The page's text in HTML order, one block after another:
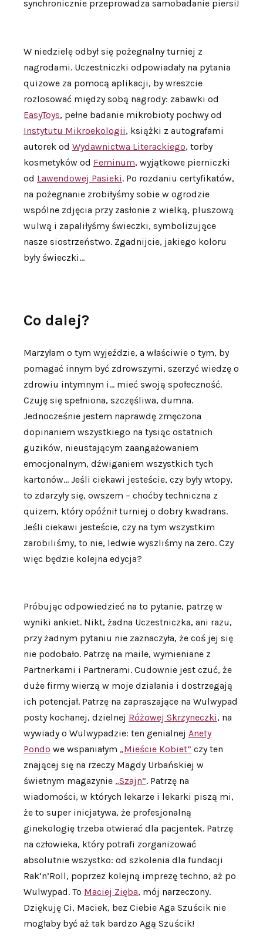
synchronicznie przeprowadza samobadanie piersi!
W niedzielę odbył się pożegnalny turniej z
nagrodami. Uczestniczki odpowiadały na pytania
quizowe za pomocą aplikacji, by wreszcie
rozlosować między sobą nagrody: zabawki od
EasyToys, pełne badanie mikrobioty pochwy od
Instytutu Mikroekologii, książki z autografami
autorek od Wydawnictwa Literackiego, torby
kosmetyków od Feminum, wyjątkowe pierniczki
od Lawendowej Pasieki. Po rozdaniu certyfikatów,
na pożegnanie zrobiłyśmy sobie w ogrodzie
wspólne zdjęcia przy zasłonie z wielką, pluszową
wulwą i zapaliłyśmy świeczki, symbolizujące
nasze siostrzeństwo. Zgadnijcie, jakiego koloru
były świeczki…
Co dalej?
Marzyłam o tym wyjeździe, a właściwie o tym, by
pomagać innym być zdrowszymi, szerzyć wiedzę o
zdrowiu intymnym i… mieć swoją społeczność.
Czuję się spełniona, szczęśliwa, dumna.
Jednocześnie jestem naprawdę zmęczona
dopinaniem wszystkiego na tysiąc ostatnich
guzików, nieustającym zaangażowaniem
emocjonalnym, dźwiganiem wszystkich tych
kartonów… Jeśli ciekawi jesteście, czy były wtopy,
to zdarzyły się, owszem – choćby techniczna z
quizem, który opóźnił turniej o dobry kwadrans.
Jeśli ciekawi jesteście, czy na tym wszystkim
zarobiliśmy, to nie, ledwie wyszliśmy na zero. Czy
więc będzie kolejna edycja?
Próbując odpowiedzieć na to pytanie, patrzę w
wyniki ankiet. Nikt, żadna Uczestniczka, ani razu,
przy żadnym pytaniu nie zaznaczyła, że coś jej się
nie podobało. Patrzę na maile, wymieniane z
Partnerkami i Partnerami. Cudownie jest czuć, że
duże firmy wierzą w moje działania i dostrzegają
ich potencjał. Patrzę na zapraszające na Wulwypad
posty kochanej, dzielnej Różowej Skrzyneczki, na
wywiady o Wulwypadzie: ten genialnej Anety
Pondo we wspaniałym „Mieście Kobiet” czy ten
znającej się na rzeczy Magdy Urbańskiej w
świetnym magazynie „Szajn”. Patrzę na
wiadomości, w których lekarze i lekarki piszą mi,
że to super inicjatywa, że profesjonalną
ginekologię trzeba otwierać dla pacjentek. Patrzę
na człowieka, który potrafi zorganizować
absolutnie wszystko: od szkolenia dla fundacji
Rak’n’Roll, poprzez kolejną imprezę techno, aż po
Wulwypad. To Maciej Zięba, mój narzeczony.
Dziękuję Ci, Maciek, bez Ciebie Aga Szuścik nie
mogłaby być aż tak bardzo Agą Szuścik!